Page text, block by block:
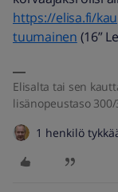
https://elisa.fi/
tuumainen (16”
Elisalta tai sen
lisänopeustaso 300/
1 henkilö